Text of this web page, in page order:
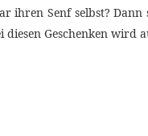
ihren Senf selbst?
Geschenken wird